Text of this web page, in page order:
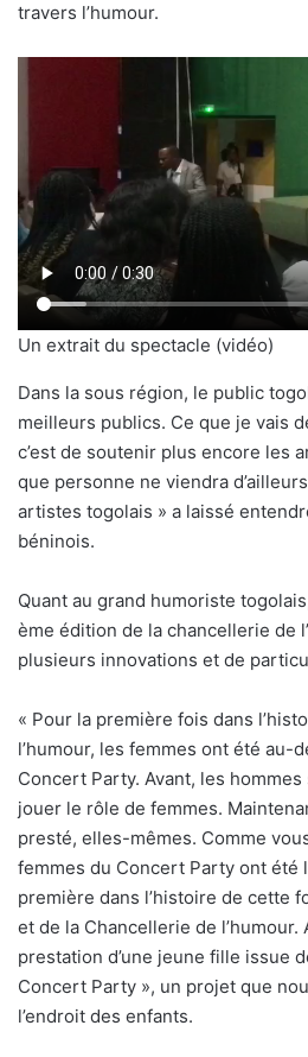
travers l’humour.
Un extrait du spectacle (vidéo)
Dans la sous région, le public
meilleurs publics. Ce que je vais
c’est de soutenir plus encore les
que personne ne viendra
artistes togolais » a laissé
béninois.
Quant au grand humoriste
ème édition de la chancellerie de
plusieurs innovations et de
« Pour la première fois dans
l’humour, les femmes ont été au-
Concert Party. Avant, les
jouer le rôle de femmes.
presté, elles-mêmes. Comme
femmes du Concert Party ont été
première dans l’histoire de cette
et de la Chancellerie de l’humour.
prestation d’une jeune fille issue
Concert Party », un projet que
l’endroit des enfants.